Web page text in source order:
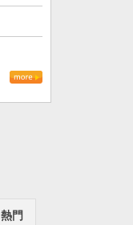
熱門